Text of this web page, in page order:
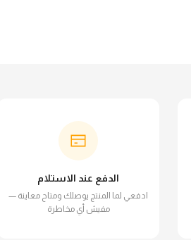
الدفع عند الاستلام
ادفعي لما المنتج يوصلك ومتاح معاينة —
مفيش أي مخاطرة